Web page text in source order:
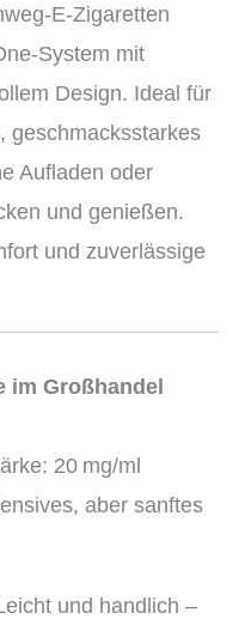
E-Zigaretten
System mit
Design. Ideal für
geschmacksstarkes
Aufladen oder
und genießen.
und zuverlässige
im Großhandel
20 mg/ml
aber sanftes
und handlich –